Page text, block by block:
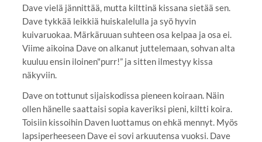
Dave vielä jännittää, mutta kilttinä kissana sietää sen.
Dave tykkää leikkiä huiskalelulla ja syö hyvin
kuivaruokaa. Märkäruuan suhteen osa kelpaa ja osa ei.
Viime aikoina Dave on alkanut juttelemaan, sohvan alta
kuuluu ensin iloinen"purr!” ja sitten ilmestyy kissa
näkyviin.
Dave on tottunut sijaiskodissa pieneen koiraan. Näin
ollen hänelle saattaisi sopia kaveriksi pieni, kiltti koira.
Toisiin kissoihin Daven luottamus on ehkä mennyt. Myös
lapsiperheeseen Dave ei sovi arkuutensa vuoksi. Dave